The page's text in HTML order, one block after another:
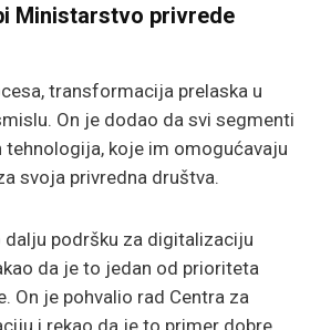
Ministarstvo privrede
transformacija prelaska u
On je dodao da svi segmenti
koje im omogućavaju
svoja privredna društva.
dalju podršku za digitalizaciju
da je to jedan od prioriteta
On je pohvalio rad Centra za
i rekao da je to primer dobre